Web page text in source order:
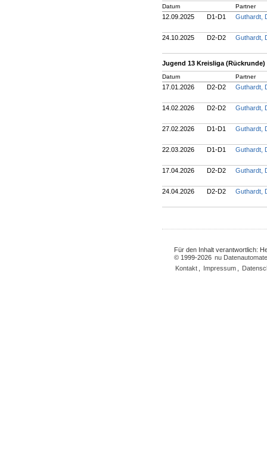
Datum Partner
12.09.2025 D1-D1 Guthardt,
24.10.2025 D2-D2 Guthardt,
Jugend 13 Kreisliga (Rückrunde)
Datum Partner
17.01.2026 D2-D2 Guthardt,
14.02.2026 D2-D2 Guthardt,
27.02.2026 D1-D1 Guthardt,
22.03.2026 D1-D1 Guthardt,
17.04.2026 D2-D2 Guthardt,
24.04.2026 D2-D2 Guthardt,
Für den Inhalt verantwortlich:
© 1999-2026 nu
Kontakt
Impressum